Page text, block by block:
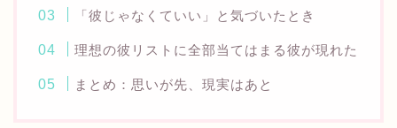
「彼じゃなくていい」と気づいたとき
理想の彼リストに全部当てはまる彼が現れた
まとめ：思いが先、現実はあと